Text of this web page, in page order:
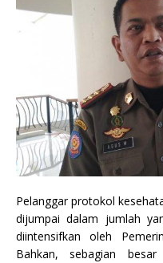
Pelanggar protokol
dijumpai dalam jumlah
diintensifkan oleh
Bahkan, sebagian